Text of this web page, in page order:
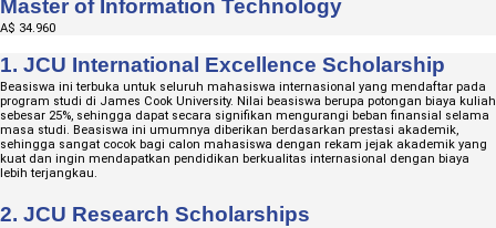
Master of Information Technology
A$ 34.960
1. JCU International Excellence Scholarship
Beasiswa ini terbuka untuk seluruh mahasiswa internasional yang mendaftar pada
program studi di James Cook University. Nilai beasiswa berupa potongan biaya kuliah
sebesar 25%, sehingga dapat secara signifikan mengurangi beban finansial selama
masa studi. Beasiswa ini umumnya diberikan berdasarkan prestasi akademik,
sehingga sangat cocok bagi calon mahasiswa dengan rekam jejak akademik yang
kuat dan ingin mendapatkan pendidikan berkualitas internasional dengan biaya
lebih terjangkau.
2. JCU Research Scholarships